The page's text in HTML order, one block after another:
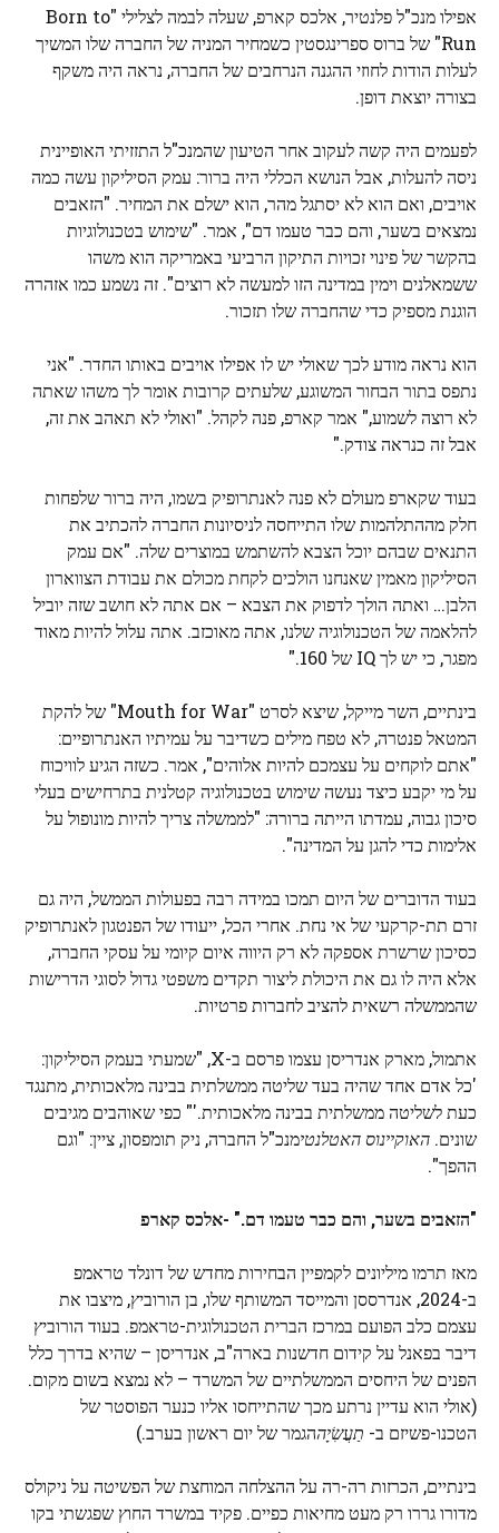
אפילו מנכ"ל פלנטיר, אלכס קארפ, שעלה לבמה לצלילי "Born to
Run" של ברוס ספרינגסטין כשמחיר המניה של החברה שלו המשיך
לעלות הודות לחוזי ההגנה הנרחבים של החברה, נראה היה משקף
בצורה יוצאת דופן.
לפעמים היה קשה לעקוב אחר הטיעון שהמנכ"ל התזזיתי האופיינית
ניסה להעלות, אבל הנושא הכללי היה ברור: עמק הסיליקון עשה כמה
אויבים, ואם הוא לא יסתגל מהר, הוא ישלם את המחיר. "הזאבים
נמצאים בשער, והם כבר טעמו דם", אמר. "שימוש בטכנולוגיות
בהקשר של פינוי זכויות התיקון הרביעי באמריקה הוא משהו
ששמאלנים וימין במדינה הזו למעשה לא רוצים". זה נשמע כמו אזהרה
הוגנת מספיק כדי שהחברה שלו תזכור.
הוא נראה מודע לכך שאולי יש לו אפילו אויבים באותו החדר. "אני
נתפס בתור הבחור המשוגע, שלעתים קרובות אומר לך משהו שאתה
לא רוצה לשמוע," אמר קארפ, פנה לקהל. "ואולי לא תאהב את זה,
אבל זה כנראה צודק."
בעוד שקארפ מעולם לא פנה לאנתרופיק בשמו, היה ברור שלפחות
חלק מההתלהמות שלו התייחסה לניסיונות החברה להכתיב את
התנאים שבהם יוכל הצבא להשתמש במוצרים שלה. "אם עמק
הסיליקון מאמין שאנחנו הולכים לקחת מכולם את עבודת הצווארון
הלבן… ואתה הולך לדפוק את הצבא – אם אתה לא חושב שזה יוביל
להלאמה של הטכנולוגיה שלנו, אתה מאוכזב. אתה עלול להיות מאוד
מפגר, כי יש לך IQ של 160."
בינתיים, השר מייקל, שיצא לסרט "Mouth for War" של להקת
המטאל פנטרה, לא טפח מילים כשדיבר על עמיתיו האנתרופיים:
"אתם לוקחים על עצמכם להיות אלוהים", אמר. כשזה הגיע לוויכוח
על מי יקבע כיצד נעשה שימוש בטכנולוגיה קטלנית בתרחישים בעלי
סיכון גבוה, עמדתו הייתה ברורה: "לממשלה צריך להיות מונופול על
אלימות כדי להגן על המדינה".
בעוד הדוברים של היום תמכו במידה רבה בפעולות הממשל, היה גם
זרם תת-קרקעי של אי נחת. אחרי הכל, ייעודו של הפנטגון לאנתרופיק
כסיכון שרשרת אספקה ​​לא רק היווה איום קיומי על עסקי החברה,
אלא היה לו גם את היכולת ליצור תקדים משפטי גדול לסוגי הדרישות
שהממשלה רשאית להציב לחברות פרטיות.
אתמול, מארק אנדריסן עצמו פרסם ב-X, "שמעתי בעמק הסיליקון:
'כל אדם אחד שהיה בעד שליטה ממשלתית בבינה מלאכותית, מתנגד
כעת לשליטה ממשלתית בבינה מלאכותית.'" כפי שאוהבים מגיבים
שונים. האוקיינוס ​​האטלנטימנכ"ל החברה, ניק תומפסון, ציין: "וגם
ההפך".
"הזאבים בשער, והם כבר טעמו דם." -אלכס קארפ
מאז תרמו מיליונים לקמפיין הבחירות מחדש של דונלד טראמפ
ב-2024, אנדרססן והמייסד המשותף שלו, בן הורוביץ, מיצבו את
עצמם כלב הפועם במרכז הברית הטכנולוגית-טראמפ. בעוד הורוביץ
דיבר בפאנל על קידום חדשנות בארה"ב, אנדריסן – שהיא בדרך כלל
הפנים של היחסים הממשלתיים של המשרד – לא נמצא בשום מקום.
(אולי הוא עדיין נרתע מכך שהתייחסו אליו כנער הפוסטר של
הטכנו-פשיזם ב- תַעֲשִׂיָההגמר של יום ראשון בערב.)
בינתיים, הכרזות רה-רה על ההצלחה המוחצת של הפשיטה על ניקולס
מדורו גררו רק מעט מחיאות כפיים. פקיד במשרד החוץ שפגשתי בקו